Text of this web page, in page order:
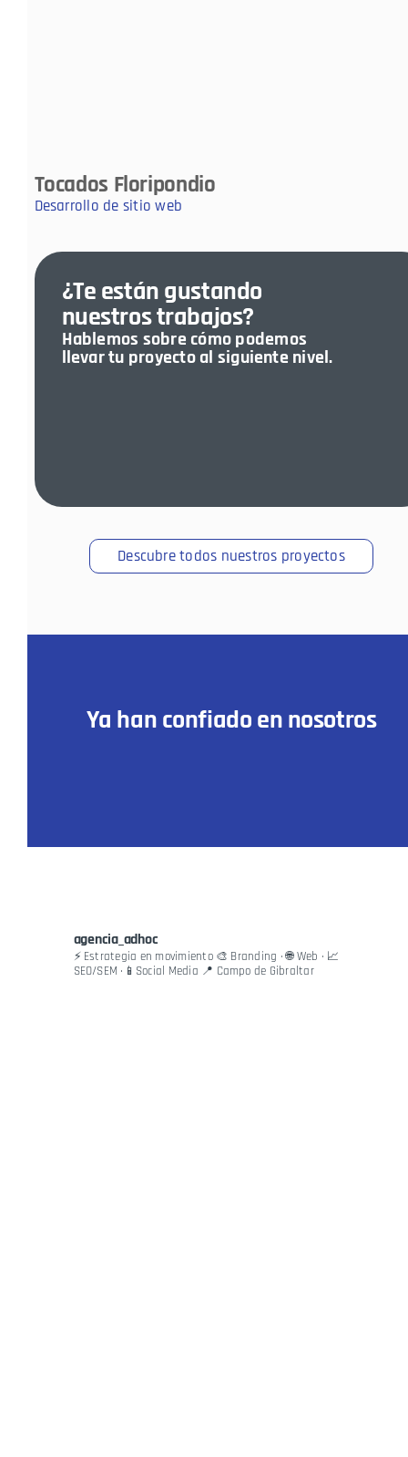
Tocados Floripondio
Desarrollo de sitio web
¿Te están gustando
nuestros trabajos?
Hablemos sobre cómo podemos
llevar tu proyecto al siguiente nivel.
Descubre todos nuestros proyectos
Ya han confiado en nosotros
agencia_adhoc
⚡ Estrategia en movimiento🎨 Branding · 🌐 Web · 📈
SEO/SEM ·📱Social Media 📍 Campo de Gibraltar